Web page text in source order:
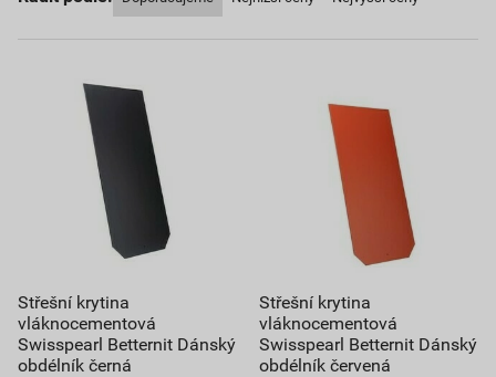
Střešní krytina
vláknocementová
Swisspearl Betternit Dánský
obdélník černá
Střešní krytina
vláknocementová
Swisspearl Betternit Dánský
obdélník červená